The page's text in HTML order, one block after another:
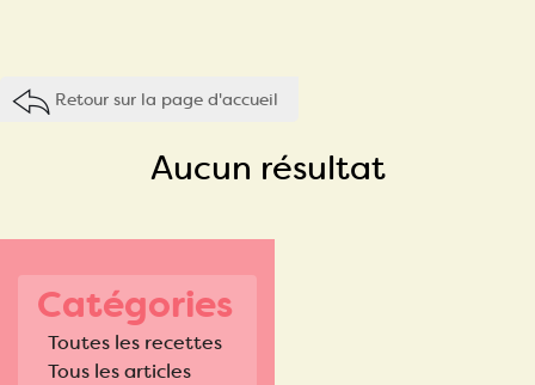
Catégories
Toutes les recettes
Tous les articles
Retour sur la page d'accueil
Aucun résultat